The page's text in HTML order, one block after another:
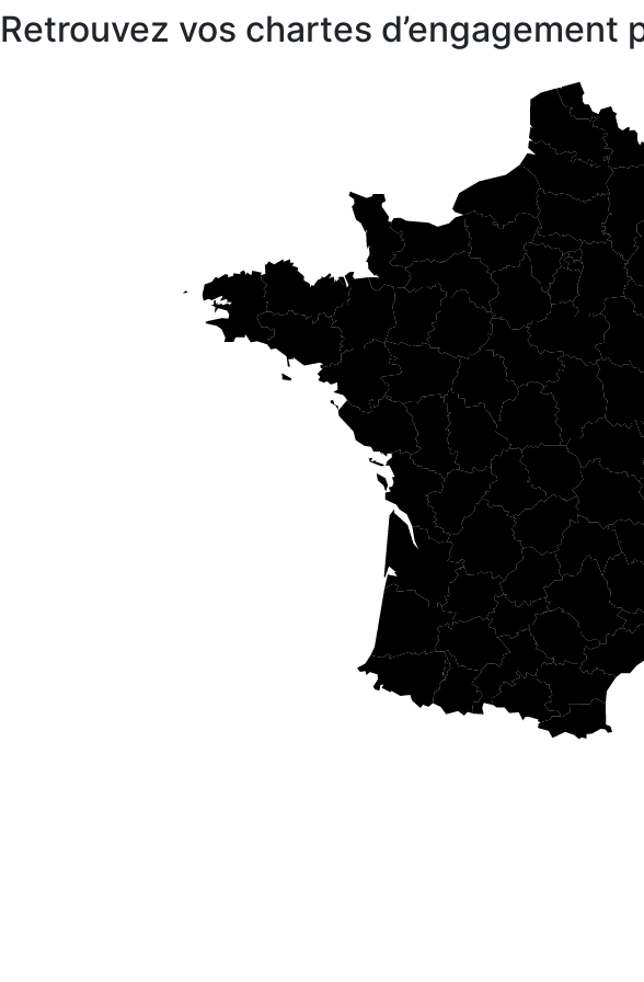
Retrouvez vos chartes d’engagement